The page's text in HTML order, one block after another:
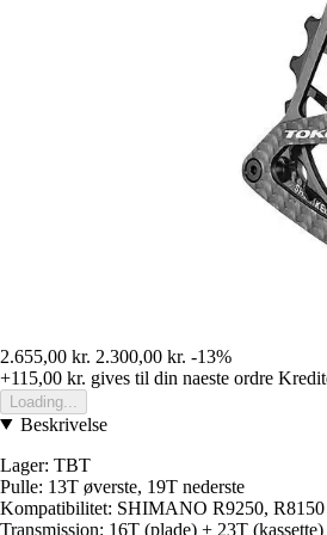
2.655,00 kr. 2.300,00 kr. -13%
+115,00 kr. gives til din naeste ordre
Loading...
Beskrivelse
Lager: TBT
Pulle: 13T øverste, 19T nederste
Kompatibilitet: SHIMANO R9250, R8150
Transmission: 16T (plade) + 23T (kassette)